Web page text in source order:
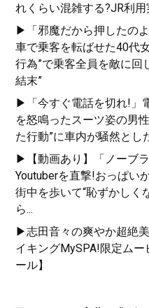
れくらい混雑する?JR利
▶「邪魔だから押したの
車で乗客を転ばせた40代
行為”で乗客全員を敵に回
結末”
▶「今すぐ電話を切れ!」
を怒鳴ったスーツ姿の男
た行動”に車内が騒然とし
▶【動画あり】「ノーブ
Youtuberを直撃!おっぱい
街中を歩いて“恥ずかしく
ら...
▶志田音々の爽やか超絶
イキングMySPA!限定ム
ール】